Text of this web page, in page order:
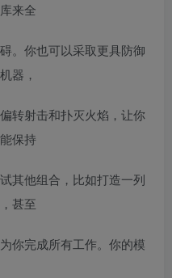
来全
。你也可以采取更具防御
器，
转射击和扑灭火焰，让你
保持
其他组合，比如打造一列
甚至
你完成所有工作。你的模